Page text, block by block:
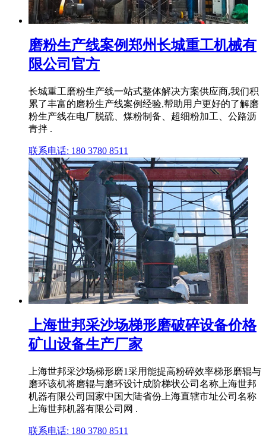
磨粉生产线案例郑州长城重工机械有
限公司官方
长城重工磨粉生产线一站式整体解决方案供应商,我们积
累了丰富的磨粉生产线案例经验,帮助用户更好的了解磨
粉生产线在电厂脱硫、煤粉制备、超细粉加工、公路沥
青拌 .
联系电话: 180 3780 8511
上海世邦采沙场梯形磨破碎设备价格
矿山设备生产厂家
上海世邦采沙场梯形磨1采用能提高粉碎效率梯形磨辊与
磨环该机将磨辊与磨环设计成阶梯状公司名称上海世邦
机器有限公司国家中国大陆省份上海直辖市址公司名称
上海世邦机器有限公司网 .
联系电话: 180 3780 8511